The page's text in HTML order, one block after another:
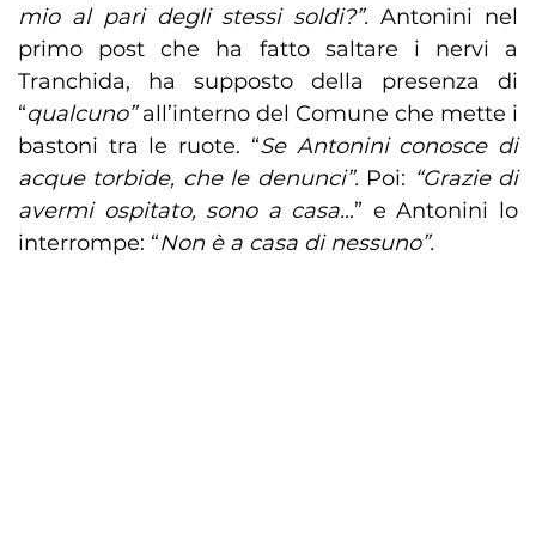
mio al pari degli stessi soldi?”.Antonini nel
primo post che ha fatto saltare i nervi a
Tranchida, ha supposto della presenza di
“qualcuno”all’interno del Comune che mette i
bastoni tra le ruote. “Se Antonini conosce di
acque torbide, che le denunci”. Poi: “Grazie di
avermi ospitato, sono a casa…” e Antonini lo
interrompe: “Non è a casa di nessuno”.